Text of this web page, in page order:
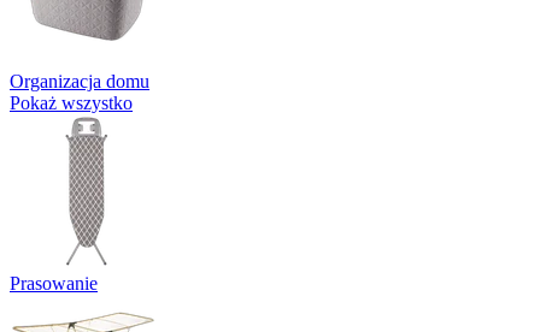
Organizacja domu
Pokaż wszystko
Prasowanie